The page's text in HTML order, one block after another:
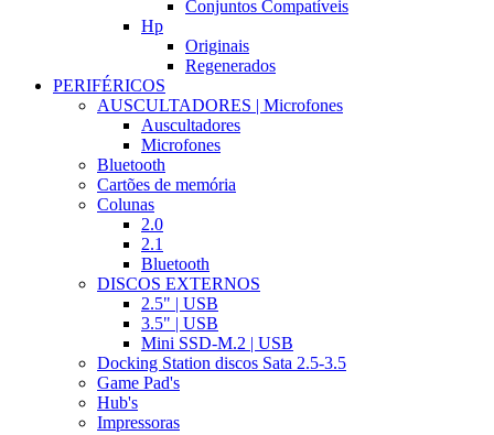
Conjuntos Compatíveis
Hp
Originais
Regenerados
PERIFÉRICOS
AUSCULTADORES | Microfones
Auscultadores
Microfones
Bluetooth
Cartões de memória
Colunas
2.0
2.1
Bluetooth
DISCOS EXTERNOS
2.5" | USB
3.5" | USB
Mini SSD-M.2 | USB
Docking Station discos Sata 2.5-3.5
Game Pad's
Hub's
Impressoras